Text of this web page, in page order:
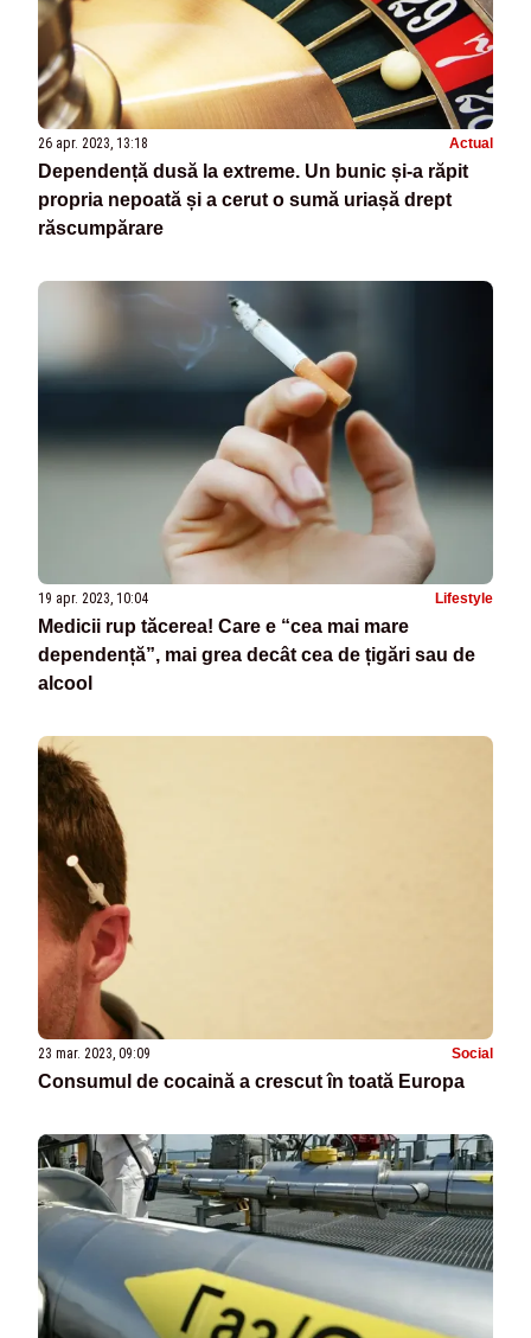
26 apr. 2023, 13:18 Actual
Dependență dusă la extreme. Un bunic și-a răpit
propria nepoată și a cerut o sumă uriașă drept
răscumpărare
19 apr. 2023, 10:04 Lifestyle
Medicii rup tăcerea! Care e “cea mai mare
dependență”, mai grea decât cea de țigări sau de
alcool
23 mar. 2023, 09:09 Social
Consumul de cocaină a crescut în toată Europa